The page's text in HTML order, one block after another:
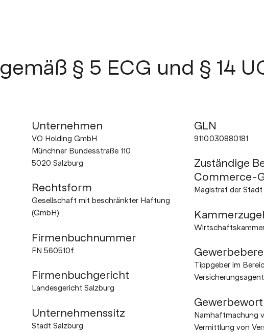
gemäß § 5 ECG und § 14
Unternehmen
VO Holding GmbH
Münchner Bundesstraße 110
5020 Salzburg
Rechtsform
Gesellschaft mit beschränkter Haftung
(GmbH)
Firmenbuchnummer
FN 560510f
Firmenbuchgericht
Landesgericht Salzburg
Unternehmenssitz
Stadt Salzburg
GLN
9110030880181
Zuständige
Commerce-
Magistrat der Stadt
Tippgeber im
Namhaftmachung
Vermittlung von